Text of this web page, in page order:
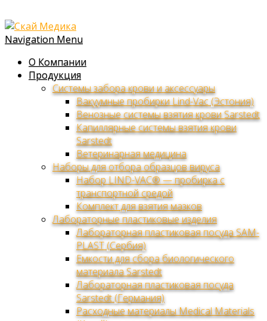
Navigation Menu
О Компании
Продукция
Системы забора крови и аксессуары
Вакуумные пробирки Lind-Vac (Эстония)
Венозные системы взятия крови Sarstedt
Капиллярные системы взятия крови
Sarstedt
Ветеринарная медицина
Наборы для отбора образцов вируса
Набор LIND-VAC® — пробирка с
транспортной средой
Комплект для взятия мазков
Лабораторные пластиковые изделия
Лабораторная пластиковая посуда SAM-
PLAST (Сербия)
Емкости для сбора биологического
материала Sarstedt
Лабораторная пластиковая посуда
Sarstedt (Германия)
Расходные материалы Medical Materials